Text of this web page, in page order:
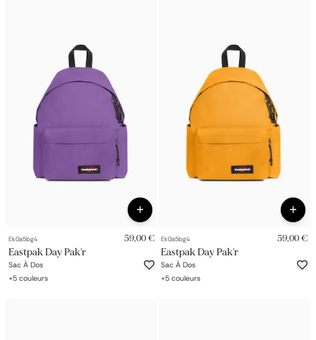
Ek0a5bg4 59,00 €
Eastpak Day Pak'r
Sac À Dos
+5 couleurs
Ek0a5bg4 59,00 €
Eastpak Day Pak'r
Sac À Dos
+5 couleurs